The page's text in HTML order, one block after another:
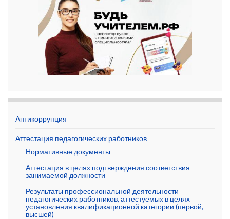
Антикоррупция
Аттестация педагогических работников
Нормативные документы
Аттестация в целях подтверждения соответствия
занимаемой должности
Результаты профессиональной деятельности
педагогических работников, аттестуемых в целях
установления квалификационной категории (первой,
высшей)